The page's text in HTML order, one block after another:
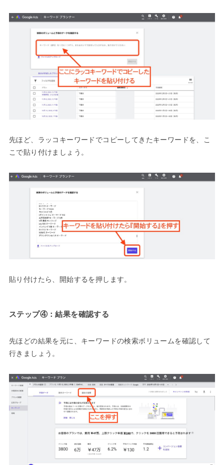
先ほど、ラッコキーワードでコピーしてきたキーワードを、こ
こで貼り付けましょう。
貼り付けたら、開始するを押します。
ステップ④：結果を確認する
先ほどの結果を元に、キーワードの検索ボリュームを確認して
行きましょう。